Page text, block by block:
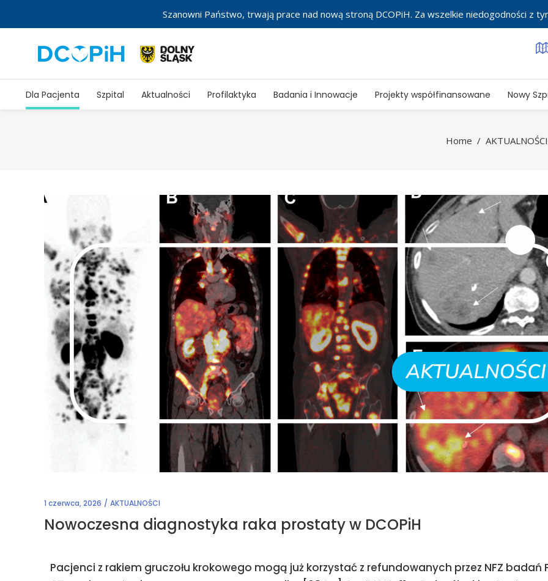
Szanowni Państwo, trwają prace nad nową stroną DCOPiH. Za wszelkie niedogodności z
Dla Pacjenta Szpital Aktualności Profilaktyka Badania i Innowacje Projekty współfinansowane Nowy
Home / AKTUALNOŚCI
1 czerwca, 2026 AKTUALNOŚCI
Nowoczesna diagnostyka raka prostaty w DCOPiH
Pacjenci z rakiem gruczołu krokowego mogą już korzystać z refundowanych przez NFZ badań